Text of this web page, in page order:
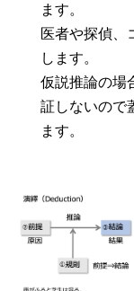
ます。
医者や探偵、
します。
仮説推論の場
証しないので
ます。